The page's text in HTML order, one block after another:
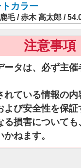
カラー
毛 / 赤木 高太郎 /
注意事項
タは、必ず主
ている情報の
よび安全性を保
る損害について
ねます。